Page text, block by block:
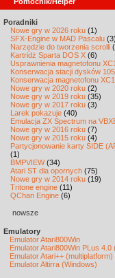
Poradniki
Nowe gry w 2026 roku (1)
SFX-Engine w MAD Pascalu (3)
Narzędzie do tworzenia scrolli
Kartridż Sparta DOS X (6)
Usprawnienia magnetofonu
Konserwacja stacji dysków
Konserwacja magnetofonu
Nowe gry w 2020 roku (2)
Nowe gry w 2019 roku (35)
Nowe gry w 2017 roku (3)
Larek pokazuje (40)
Emulacja ZX Spectrum na
Nowe gry w 2016 roku (7)
Nowe gry w 2015 roku (4)
Partycjonowanie karty SIDE
(1)
BMPVIEW(34)
Atari ST dla opornych (75)
Nowe gry w 2014 roku (19)
Tritone engine (11)
QChan Engine (6)
nowsze
Emulatory
Emulator Atari800Win
Emulator Atari800Win PLus 4.0
Emulator Atari++ (multiplatform)
Emulator Altirra (Windows)